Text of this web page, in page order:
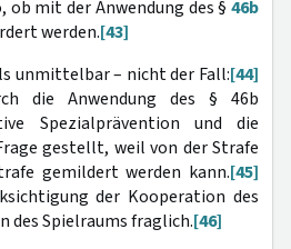
ob mit der Anwendung des § 46b
werden.[43]
unmittelbar – nicht der Fall:[44]
die Anwendung des § 46b
Spezialprävention und die
gestellt, weil von der Strafe
gemildert werden kann.[45]
der Kooperation des
des Spielraums fraglich.[46]